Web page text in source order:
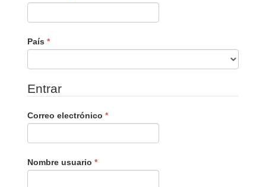
País*Obligatorio
Entrar
Correo electrónico*Obligatorio
Nombre usuario*Obligatorio